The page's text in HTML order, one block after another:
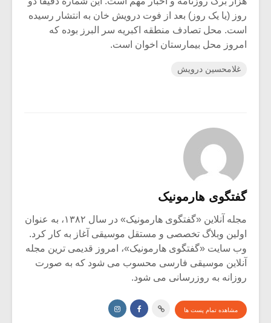
روز (یا یک روز) بعد از فوت درویش خان به انتشار رسیده
است. محل تصادف منطقه اکبریه سر البرز بوده که
امروز محل بیمارستان اخوان است.
غلامحسین درویش
گفتگوی هارمونیک
مجله آنلاین «گفتگوی هارمونیک» در سال ۱۳۸۲، به عنوان
اولین وبلاگ تخصصی و مستقل موسیقی آغاز به کار کرد.
وب سایت «گفتگوی هارمونیک»، امروز قدیمی ترین مجله
آنلاین موسیقی فارسی محسوب می شود که به صورت
روزانه به روزرسانی می شود.
مشاهده تمام پست ها